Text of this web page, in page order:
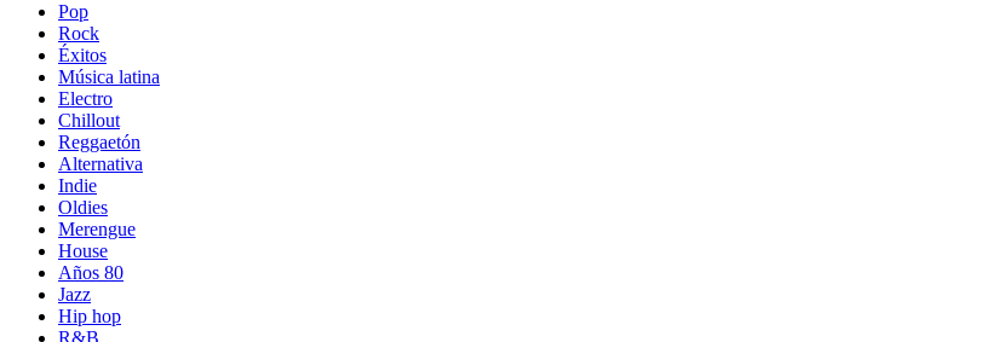
Pop
Rock
Éxitos
Música latina
Electro
Chillout
Reggaetón
Alternativa
Indie
Oldies
Merengue
House
Años 80
Jazz
Hip hop